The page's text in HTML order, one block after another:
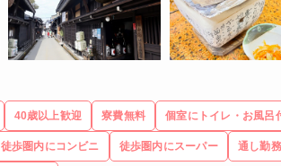
40歳以上歓迎 寮費無料 個室にトイレ・お風呂
徒歩圏内にコンビニ 徒歩圏内にスーパー 通し勤務